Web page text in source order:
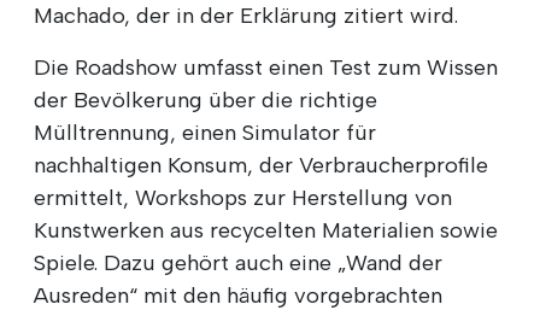
Machado, der in der Erklärung zitiert wird.
Die Roadshow umfasst einen Test zum Wissen
der Bevölkerung über die richtige
Mülltrennung, einen Simulator für
nachhaltigen Konsum, der Verbraucherprofile
ermittelt, Workshops zur Herstellung von
Kunstwerken aus recycelten Materialien sowie
Spiele. Dazu gehört auch eine „Wand der
Ausreden“ mit den häufig vorgebrachten